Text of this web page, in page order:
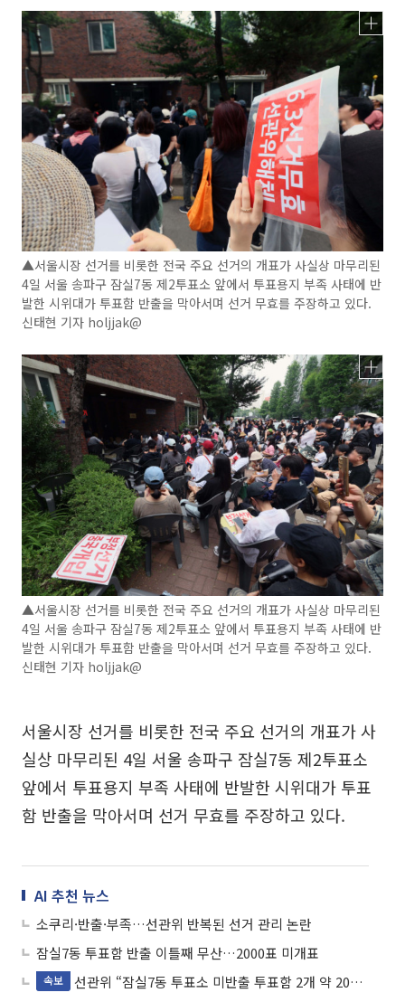
▲서울시장 선거를 비롯한 전국 주요 선거의 개표가 사실상 마무리된
4일 서울 송파구 잠실7동 제2투표소 앞에서 투표용지 부족 사태에 반
발한 시위대가 투표함 반출을 막아서며 선거 무효를 주장하고 있다.
신태현 기자 holjjak@
▲서울시장 선거를 비롯한 전국 주요 선거의 개표가 사실상 마무리된
4일 서울 송파구 잠실7동 제2투표소 앞에서 투표용지 부족 사태에 반
발한 시위대가 투표함 반출을 막아서며 선거 무효를 주장하고 있다.
신태현 기자 holjjak@
서울시장 선거를 비롯한 전국 주요 선거의 개표가 사
실상 마무리된 4일 서울 송파구 잠실7동 제2투표소
앞에서 투표용지 부족 사태에 반발한 시위대가 투표
함 반출을 막아서며 선거 무효를 주장하고 있다.
AI 추천 뉴스
소쿠리·반출·부족…선관위 반복된 선거 관리 논란
잠실7동 투표함 반출 이틀째 무산…2000표 미개표
속보 선관위 “잠실7동 투표소 미반출 투표함 2개 약 2000표 추산”